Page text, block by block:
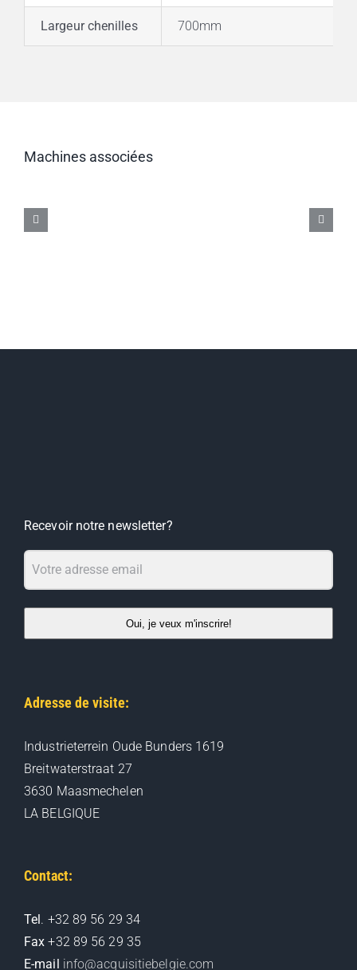
Largeur chenilles 700mm
Machines associées
Pelles
Reach
42
Recevoir notre newsletter?
Oui, je veux m'inscrire!
Adresse de visite:
Industrieterrein Oude Bunders 1619
Breitwaterstraat 27
3630 Maasmechelen
LA BELGIQUE
Contact:
Tel . +32 89 56 29 34
Fax+32 89 56 29 35
E-mail info@acquisitiebelgie.com